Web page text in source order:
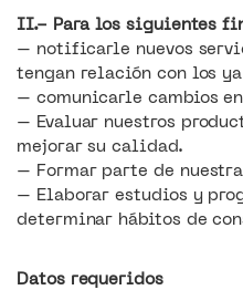
II.- Para los siguientes
– notificarle nuevos
tengan relación con los
– comunicarle cambios
– Evaluar nuestros
mejorar su calidad.
– Formar parte de
– Elaborar estudios y
determinar hábitos de
Datos requeridos